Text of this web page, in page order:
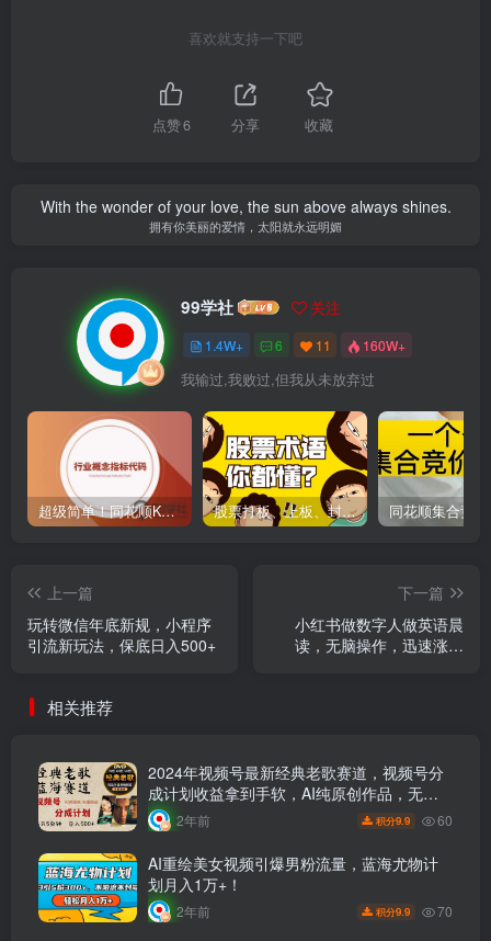
喜欢就支持一下吧
点赞6 分享 收藏
With the wonder of your love, the sun above always shines.
拥有你美丽的爱情，太阳就永远明媚
99学社 关注
1.4W+ 6 11 160W+
我输过,我败过,但我从未放弃过
超级简单！同花顺K线界面显示行业概念指标代码图解 股票打板、上板、封板、翘板、炸板是什么意思？炒股你必须懂的暗语！
上一篇
玩转微信年底新规，小程序
引流新玩法，保底日入500+
下一篇
小红书做数字人做英语晨
读，无脑操作，迅速涨粉
相关推荐
2024年视频号最新经典老歌赛道，视频号分
成计划收益拿到手软，AI纯原创作品，无需
搬运素材，每天5分钟，日入500+
2年前 积分9.9 60
AI重绘美女视频引爆男粉流量，蓝海尤物计
划月入1万+！
2年前 积分9.9 70